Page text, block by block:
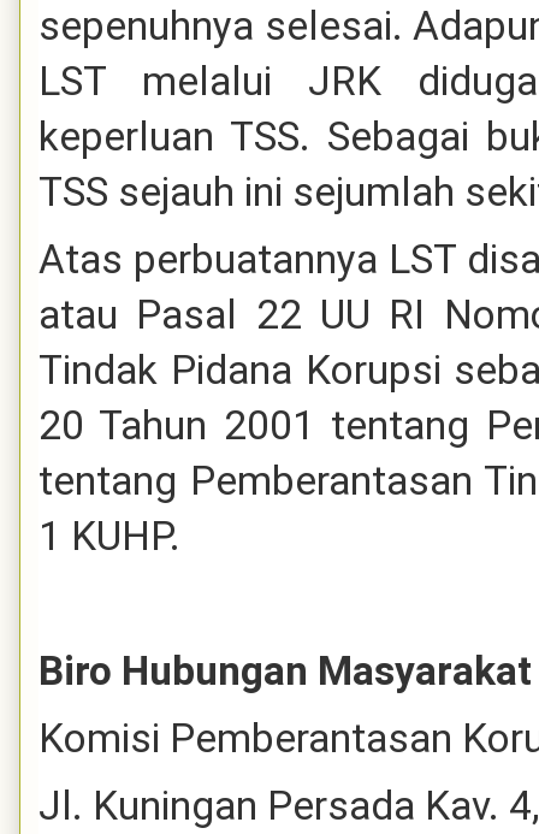
sepenuhnya selesai.
LST melalui JRK
keperluan TSS. Sebagai
TSS sejauh ini sejumlah
Atas perbuatannya LST
atau Pasal 22 UU RI
Tindak Pidana Korupsi
20 Tahun 2001 tentang
tentang Pemberantasan
1 KUHP.
Biro Hubungan Masyarakat
Komisi Pemberantasan
Jl. Kuningan Persada Kav.